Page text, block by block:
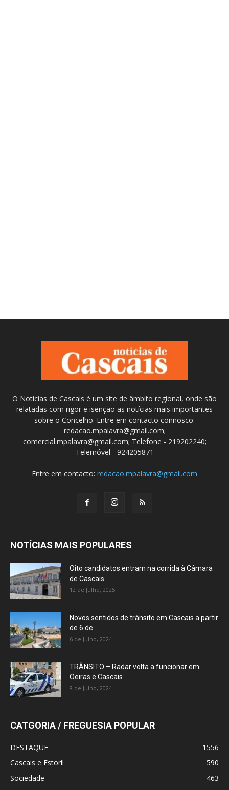
O Notícias de Cascais é um site de âmbito regional, onde são
relatadas com rigor e isenção as notícias mais importantes
sobre o Concelho. Entre em contacto connosco:
redacao.mpalavra@gmail.com;
comercial.mpalavra@gmail.com; Telefone - 219202240;
Telemóvel - 924205871
Entre em contacto: redacao.mpalavra@gmail.com
NOTÍCIAS MAIS POPULARES
Oito candidatos entram na corrida à Câmara
de Cascais
12 de Julho, 2025
Novos sentidos de trânsito em Cascais a partir
de 6 de...
6 de Julho, 2024
TRÂNSITO – Radar volta a funcionar em
Oeiras e Cascais
8 de Julho, 2024
CATGORIA / FREGUESIA POPULAR
DESTAQUE
1556
Cascais e Estoril
590
Sociedade
463